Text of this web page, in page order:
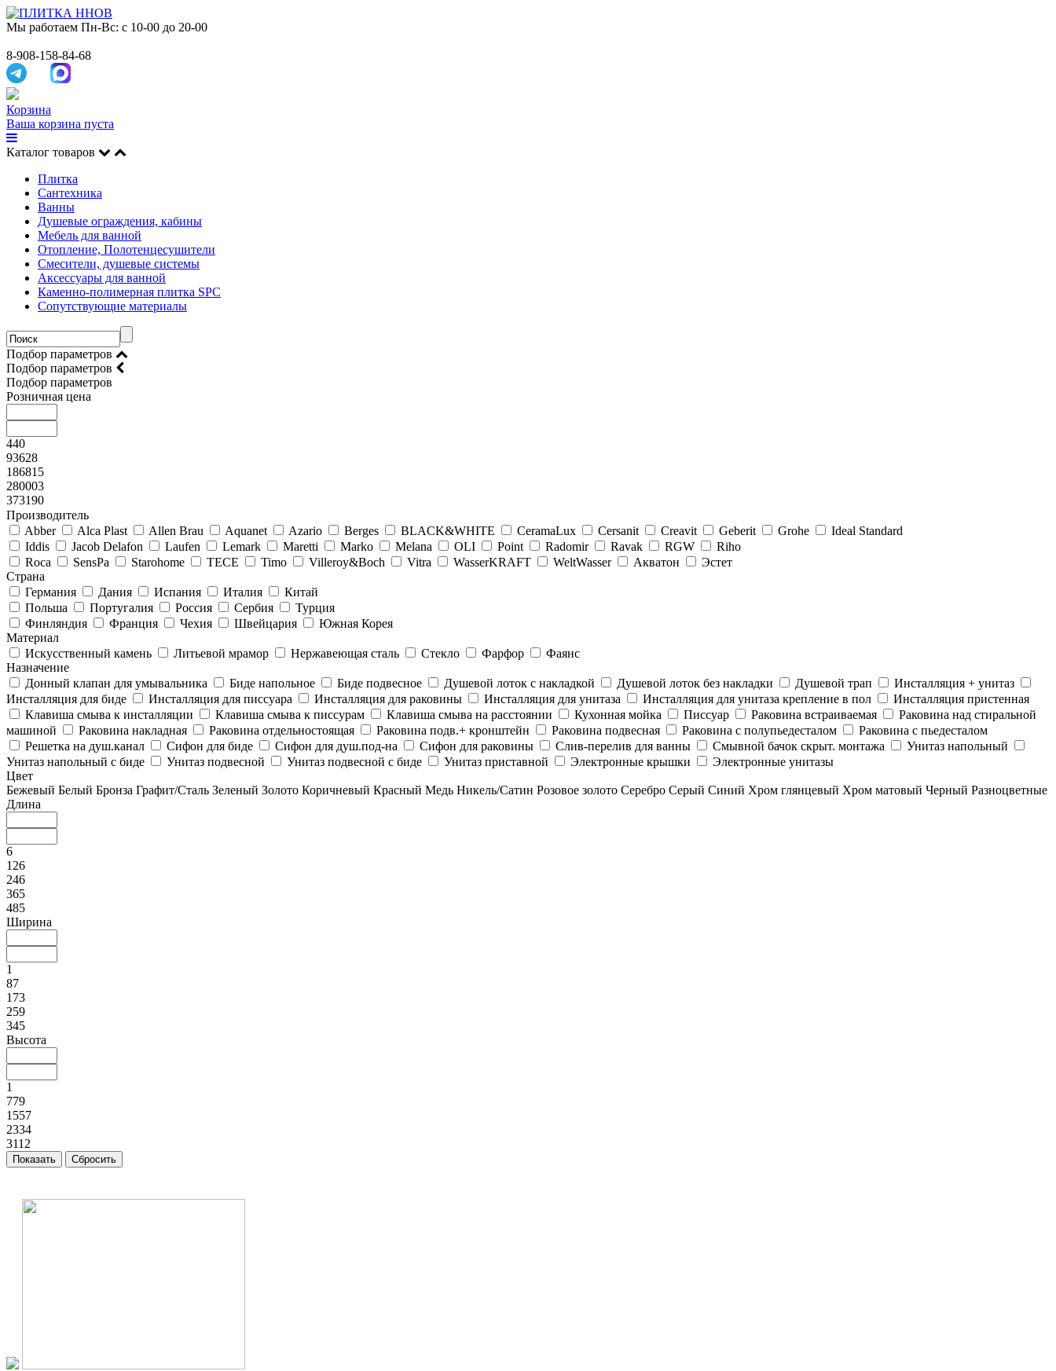
Мы работаем Пн-Вс: с 10-00 до 20-00
8-908-158-84-68
Корзина
Ваша корзина пуста
Каталог товаров
Плитка
Сантехника
Ванны
Душевые ограждения, кабины
Мебель для ванной
Отопление, Полотенцесушители
Смесители, душевые системы
Аксессуары для ванной
Каменно-полимерная плитка SPC
Сопутствующие материалы
Подбор параметров
Подбор параметров
Подбор параметров
Розничная цена
440
93628
186815
280003
373190
Производитель
Abber
Alca Plast Allen Brau Aquanet Azario Berges BLACK&WHITE CeramaLux Cersanit Creavit Geberit Grohe
Ideal Standard
Iddis
Jacob Delafon Laufen Lemark Maretti Marko Melana OLI Point Radomir Ravak RGW
Riho
Roca
SensPa Starohome TECE Timo Villeroy&Boсh Vitra WasserKRAFT WeltWasser Акватон
Эстет
Страна
Германия
Дания Испания Италия
Китай
Польша
Португалия Россия Сербия
Турция
Финляндия
Франция Чехия Швейцария
Южная Корея
Материал
Искусственный камень
Литьевой мрамор Нержавеющая сталь Стекло Фарфор
Фаянс
Назначение
Донный клапан для умывальника
Биде напольное Биде подвесное Душевой лоток с накладкой Душевой лоток без накладки Душевой трап
Инсталляция + унитаз
Инсталляция для биде
Инсталляция для писсуара Инсталляция для раковины Инсталляция для унитаза Инсталляция для унитаза крепление в пол
Инсталляция пристенная
Клавиша смыва к инсталляции
Клавиша смыва к писсурам Клавиша смыва на расстоянии Кухонная мойка Писсуар Раковина встраиваемая
Раковина над стиральной
машиной
Раковина накладная Раковина отдельностоящая Раковина подв.+ кронштейн Раковина подвесная Раковина с полупьедесталом
Раковина с пьедесталом
Решетка на душ.канал
Сифон для биде Сифон для душ.под-на Сифон для раковины Слив-перелив для ванны Смывной бачок скрыт. монтажа
Унитаз напольный
Унитаз напольный с биде
Унитаз подвесной Унитаз подвесной с биде Унитаз приставной Электронные крышки
Электронные унитазы
Цвет
Бежевый Белый Бронза Графит/Сталь Зеленый Золото Коричневый Красный Медь Никель/Сатин Розовое золото Серебро Серый Синий Хром глянцевый Хром матовый Черный Разноцветные
Длина
6
126
246
365
485
Ширина
1
87
173
259
345
Высота
1
779
1557
2334
3112